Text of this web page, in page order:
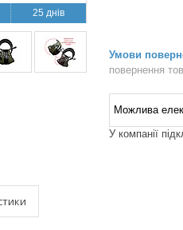
25 днів
повернення
У компанії